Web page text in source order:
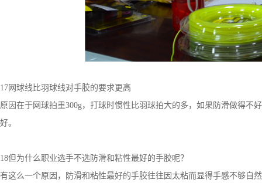
17网球线比羽球线对手胶的要求更高
原因在于网球拍重300g，打球时惯性比羽球拍大的多，如果防滑做得
好。
18但为什么职业选手不选防滑和粘性最好的手胶呢？
有这么一个原因，防滑和粘性最好的手胶往往因太粘而显得手感不够自